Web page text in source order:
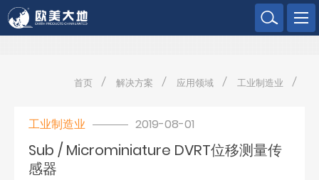
欧美大地
首页 解决方案 应用领域 工业制造业
工业制造业 2019-08-01
Sub / Microminiature DVRT位移测量传
感器